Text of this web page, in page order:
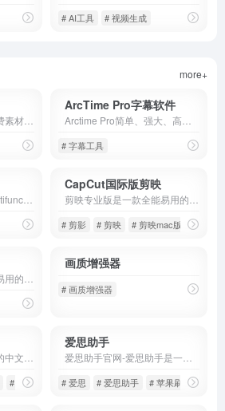
# AI工具 # 视频生成
more+
ArcTime Pro字幕软件
# 字幕工具
CapCut国际版剪映
# 剪影 # 剪映 # 剪映mac版
画质增强器
# 画质增强器
# 在线即时翻译
爱思助手
# 爱思 # 爱思助手 # 苹果刷机